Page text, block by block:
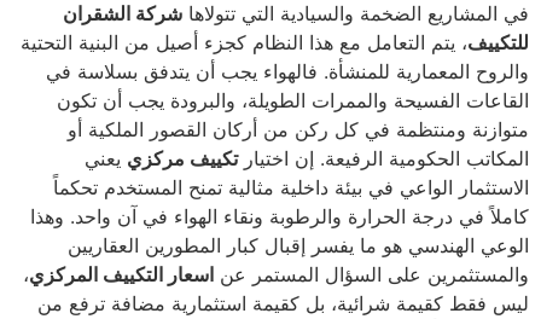
في المشاريع الضخمة والسيادية التي تتولاها شركة الشقران
للتكييف، يتم التعامل مع هذا النظام كجزء أصيل من البنية التحتية
والروح المعمارية للمنشأة. فالهواء يجب أن يتدفق بسلاسة في
القاعات الفسيحة والممرات الطويلة، والبرودة يجب أن تكون
متوازنة ومنتظمة في كل ركن من أركان القصور الملكية أو
المكاتب الحكومية الرفيعة. إن اختيارتكييف مركزي يعني
الاستثمار الواعي في بيئة داخلية مثالية تمنح المستخدم تحكماً
كاملاً في درجة الحرارة والرطوبة ونقاء الهواء في آن واحد. وهذا
الوعي الهندسي هو ما يفسر إقبال كبار المطورين العقاريين
والمستثمرين على السؤال المستمر عن اسعار التكييف المركزي،
ليس فقط كقيمة شرائية، بل كقيمة استثمارية مضافة ترفع من